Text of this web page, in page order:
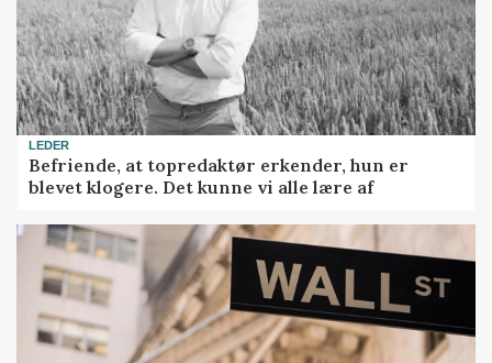
LEDER
Befriende, at topredaktør erkender, hun er
blevet klogere. Det kunne vi alle lære af